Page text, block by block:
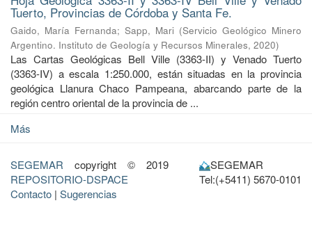
Tuerto, Provincias de Córdoba y Santa Fe.
Gaido, María Fernanda; Sapp, Mari (Servicio Geológico Minero
Argentino. Instituto de Geología y Recursos Minerales, 2020)
Las Cartas Geológicas Bell Ville (3363-II) y Venado Tuerto
(3363-IV) a escala 1:250.000, están situadas en la provincia
geológica Llanura Chaco Pampeana, abarcando parte de la
región centro oriental de la provincia de ...
Más
SEGEMAR copyright © 2019
REPOSITORIO-DSPACE
Contacto | Sugerencias
SEGEMAR
Tel:(+5411) 5670-0101